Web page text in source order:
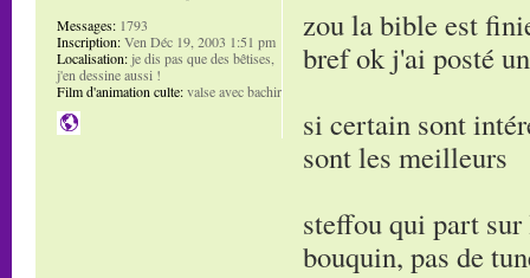
zou la bible est
bref ok j'ai posté
si certain sont
sont les meilleurs
steffou qui part
bouquin, pas de
Messages: 1793
Inscription:Ven Déc 19, 2003 1:51 pm
Localisation:je dis pas que des bêtises,
j'en dessine aussi !
Film d'animation culte:valse avec bachir